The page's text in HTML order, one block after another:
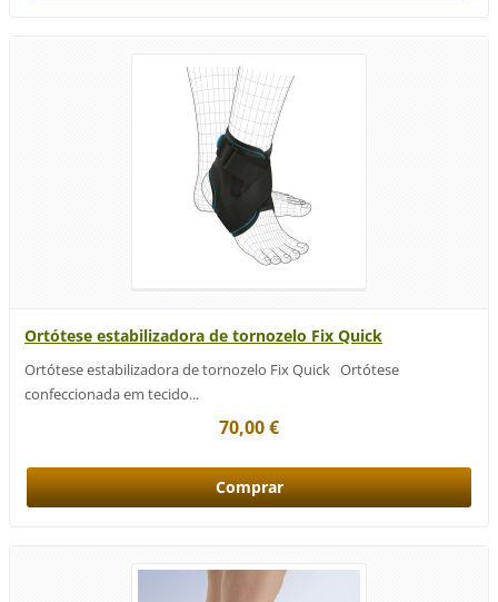
Ortótese estabilizadora de tornozelo Fix Quick
Ortótese estabilizadora de tornozelo Fix Quick Ortótese
confeccionada em tecido...
70,00 €